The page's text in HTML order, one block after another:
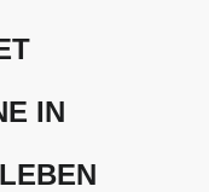
IN